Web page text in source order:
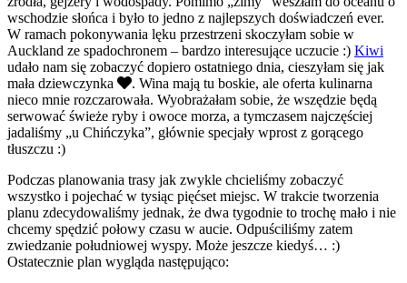
wschodzie słońca i było to jedno z najlepszych doświadczeń ever.
W ramach pokonywania lęku przestrzeni skoczyłam sobie w
Auckland ze spadochronem – bardzo interesujące uczucie :) Kiwi
udało nam się zobaczyć dopiero ostatniego dnia, cieszyłam się jak
mała dziewczynka
. Wina mają tu boskie, ale oferta kulinarna
nieco mnie rozczarowała. Wyobrażałam sobie, że wszędzie będą
serwować świeże ryby i owoce morza, a tymczasem najczęściej
jadaliśmy „u Chińczyka”, głównie specjały wprost z gorącego
tłuszczu :)
Podczas planowania trasy jak zwykle chcieliśmy zobaczyć
wszystko i pojechać w tysiąc pięćset miejsc. W trakcie tworzenia
planu zdecydowaliśmy jednak, że dwa tygodnie to trochę mało i nie
chcemy spędzić połowy czasu w aucie. Odpuściliśmy zatem
zwiedzanie południowej wyspy. Może jeszcze kiedyś… :)
Ostatecznie plan wygląda następująco: